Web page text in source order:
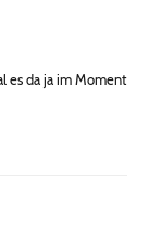
es da ja im Moment